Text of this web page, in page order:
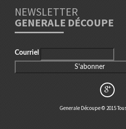
NEWSLETTER
GENERALE DÉCOUPE
Courriel
Generale Découpe © 2015